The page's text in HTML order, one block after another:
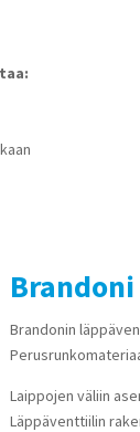
Brandonin
Laippojen väliin
Läppäventtiilin